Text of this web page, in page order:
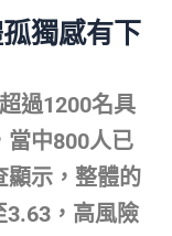
獨感有下
過1200名具
當中800人已
顯示，整體的
3.63，高風險